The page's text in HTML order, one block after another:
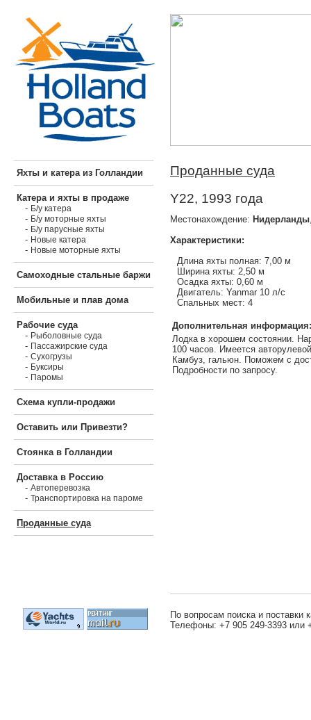
Яхты и катера из Голландии
Катера и яхты в продаже
- Б/у катера
- Б/у моторные яхты
- Б/у парусные яхты
- Новые катера
- Новые моторные яхты
Самоходные стальные баржи
Мобильные и плав дома
Рабочие суда
- Рыболовные суда
- Пассажирские суда
- Сухогрузы
- Буксиры
- Паромы
Схема купли-продажи
Оставить или Привезти?
Стоянка в Голландии
Доставка в Россию
- Автоперевозка
- Транспортировка на пароме
Проданные суда
Проданные суда
Y22, 1993 года
Местонахождение: Нидерланды
Характеристики:
Длина яхты полная: 7,00 м
Ширина яхты: 2,50 м
Осадка яхты: 0,60 м
Двигатель: Yanmar 10 л/с
Спальных мест: 4
Дополнительная информация:
Лодка в хорошем состоянии.
100 часов. Имеется
Камбуз, гальюн. Поможем с
Подробности по запросу.
По вопросам поиска и поставки
Телефоны: +7 905 249-3393 или